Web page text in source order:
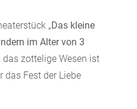
„Das kleine
im Alter von 3
zottelige Wesen ist
Fest der Liebe